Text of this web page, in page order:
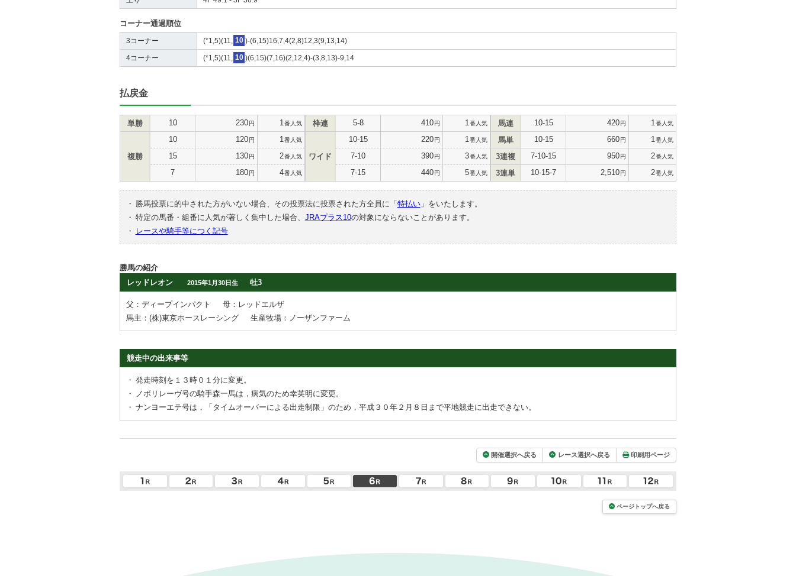
コーナー通過順位
3コーナー (*1,5)(11, 10 )-(6,15)16,7,4(2,8)12,3(9,13,14)
4コーナー (*1,5)(11, 10 )(6,15)(7,16)(2,12,4)-(3,8,13)-9,14
払戻金
単勝 10 230円 1 番人気
複勝
10 120円 1 番人気
15 130円 2番人気
7 180円 4番人気
枠連 5-8 410円 1 番人気
ワイド
10-15 220円 1 番人気
7-10 390円 3番人気
7-15 440円 5番人気
馬連 10-15 420円 1 番人気
馬単 10-15 660円 1 番人気
3連複 7-10-15 950円 2番人気
3連単 10-15-7 2,510円 2番人気
・ 勝馬投票に的中された方がいない場合、その投票法に投票された方全員に「 特払い」をいたします。
・ 特定の馬番・組番に人気が著しく集中した場合、 JRAプラス10の対象にならないことがあります。
・
レースや騎手等につく記号
勝馬の紹介
レッドレオン
2015年1月30日生 牡3
父：ディープインパクト
母：レッドエルザ
馬主：(株)東京ホースレーシング
生産牧場：ノーザンファーム
競走中の出来事等
・ 発走時刻を１３時０１分に変更。
・
ノボリレーヴ号の騎手森一馬は，病気のため幸英明に変更。
・ ナンヨーエテ号は，「タイムオーバーによる出走制限」のため，平成３０年２月８日まで平地競走に出走できない。
開催選択へ戻る レース選択へ戻る 印刷用ページ
ページトップへ戻る